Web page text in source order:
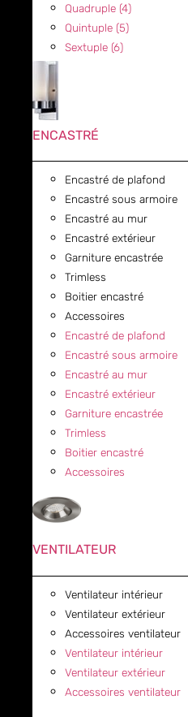
Quadruple (4)
Quintuple (5)
Sextuple (6)
ENCASTRÉ
Encastré de plafond
Encastré sous armoire
Encastré au mur
Encastré extérieur
Garniture encastrée
Trimless
Boitier encastré
Accessoires
Encastré de plafond
Encastré sous armoire
Encastré au mur
Encastré extérieur
Garniture encastrée
Trimless
Boitier encastré
Accessoires
VENTILATEUR
Ventilateur intérieur
Ventilateur extérieur
Accessoires ventilateur
Ventilateur intérieur
Ventilateur extérieur
Accessoires ventilateur